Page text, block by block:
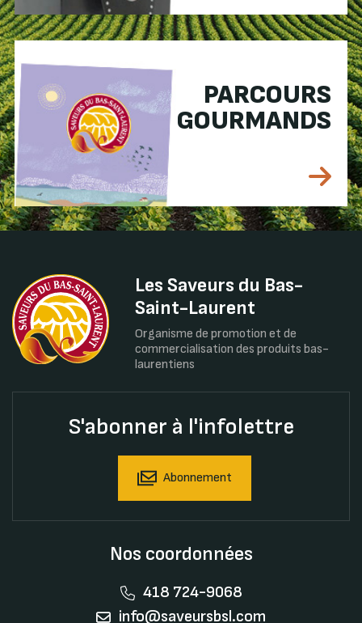
PARCOURS
GOURMANDS
Les Saveurs du Bas-
Saint-Laurent
Organisme de promotion et de
commercialisation des produits bas-
laurentiens
S'abonner à l'infolettre
Abonnement
Nos coordonnées
418 724-9068
info@saveursbsl.com